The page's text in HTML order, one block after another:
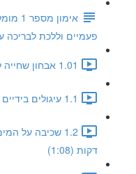
פעמיים וללכת לבריכה
1.01 אבחון שחייה להתאמת סגנון השחייה (4:08)
1.1 עיגולים בידיים בהליכה - 5 דקות (0:51)
דקות (1:08)